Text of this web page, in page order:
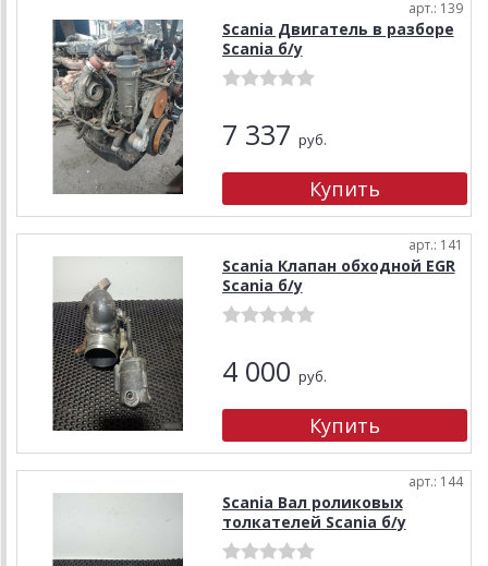
арт.: 139
Scania Двигатель в разборе
Scania б/у
7 337 руб.
арт.: 141
Scania Клапан обходной EGR
Scania б/у
4 000 руб.
арт.: 144
Scania Вал роликовых
толкателей Scania б/у